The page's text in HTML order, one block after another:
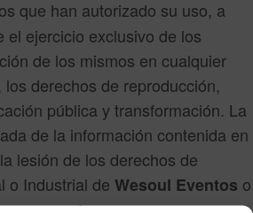
que han autorizado su uso, a
el ejercicio exclusivo de los
de los mismos en cualquier
derechos de reproducción,
pública y transformación. La
de la información contenida en
lesión de los derechos de
o Industrial deWesoul Eventos o